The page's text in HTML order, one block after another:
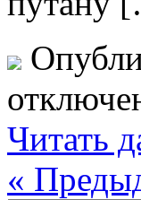
Читать
«